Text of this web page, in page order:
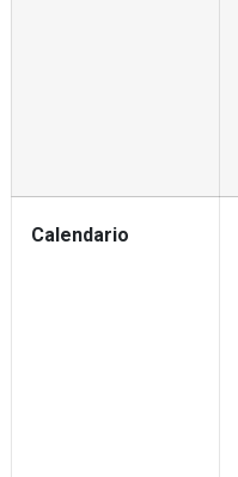
Calendario